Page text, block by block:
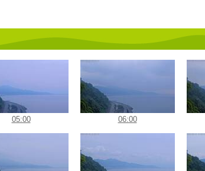
05:00 06:00